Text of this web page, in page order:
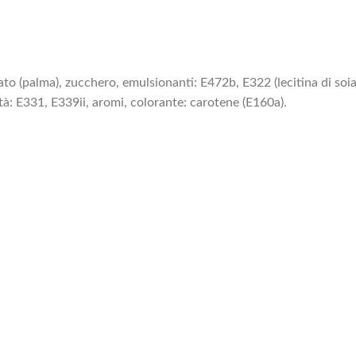
(palma), zucchero, emulsionanti: E472b, E322 (lecitina di
E331, E339ii, aromi, colorante: carotene (E160a).